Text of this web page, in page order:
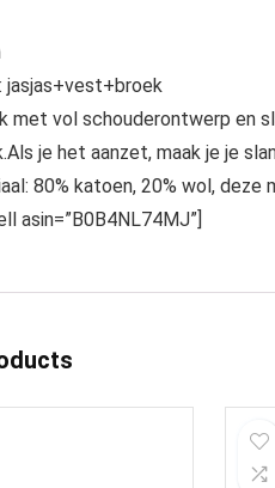
jasjas+vest+broek
met vol schouderontwerp en
je het aanzet, maak je je
80% katoen, 20% wol,
asin=”B0B4NL74MJ”]